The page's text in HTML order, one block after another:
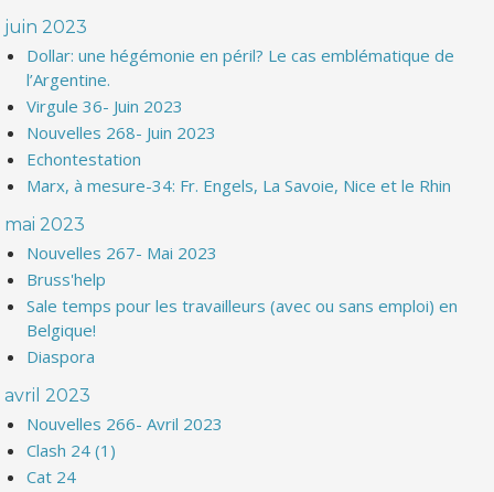
juin 2023
Dollar: une hégémonie en péril? Le cas emblématique de
l’Argentine.
Virgule 36- Juin 2023
Nouvelles 268- Juin 2023
Echontestation
Marx, à mesure-34: Fr. Engels, La Savoie, Nice et le Rhin
mai 2023
Nouvelles 267- Mai 2023
Bruss'help
Sale temps pour les travailleurs (avec ou sans emploi) en
Belgique!
Diaspora
avril 2023
Nouvelles 266- Avril 2023
Clash 24 (1)
Cat 24